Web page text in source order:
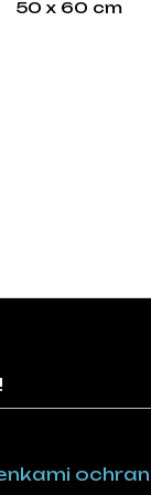
50 x 60 cm